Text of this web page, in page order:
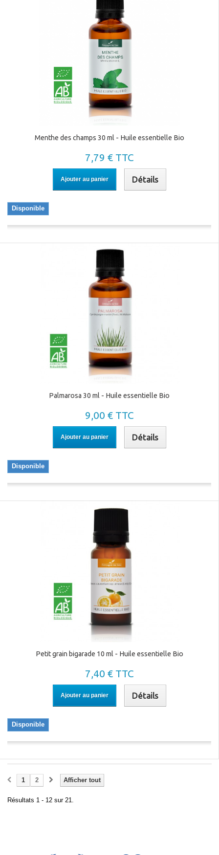
Menthe des champs 30 ml - Huile essentielle Bio
7,79 € TTC
Ajouter au panier Détails
Disponible
Palmarosa 30 ml - Huile essentielle Bio
9,00 € TTC
Ajouter au panier Détails
Disponible
Petit grain bigarade 10 ml - Huile essentielle Bio
7,40 € TTC
Ajouter au panier Détails
Disponible
Afficher tout
1 2
Résultats 1 - 12 sur 21.